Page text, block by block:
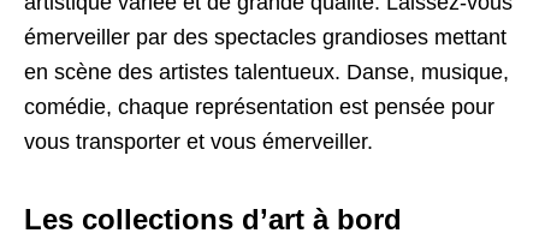
émerveiller par des spectacles grandioses mettant
en scène des artistes talentueux. Danse, musique,
comédie, chaque représentation est pensée pour
vous transporter et vous émerveiller.
Les collections d’art à bord